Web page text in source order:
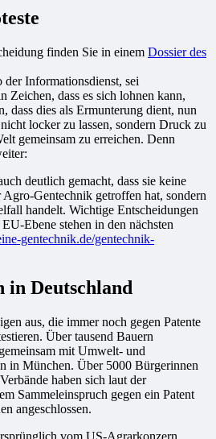
finden Sie in einem Dossier des
der Informationsdienst, sei
Zeichen, dass es sich lohnen kann,
dass dies als Ermunterung dient, nun
locker zu lassen, sondern Druck zu
gemeinsam zu erreichen. Denn
deutlich gemacht, dass sie keine
Gentechnik getroffen hat, sondern
handelt. Wichtige Entscheidungen
Ebene stehen in den nächsten
gentechnik.de/gentechnik-
in Deutschland
aus, die immer noch gegen Patente
Über tausend Bauern
mit Umwelt- und
in München. Über 5000 Bürgerinnen
haben sich laut der
Sammeleinspruch gegen ein Patent
angeschlossen.
vom US-Agrarkonzern